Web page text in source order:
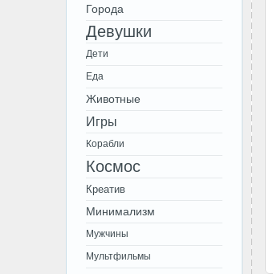
Города
Девушки
Дети
Еда
Животные
Игры
Корабли
Космос
Креатив
Минимализм
Мужчины
Мультфильмы